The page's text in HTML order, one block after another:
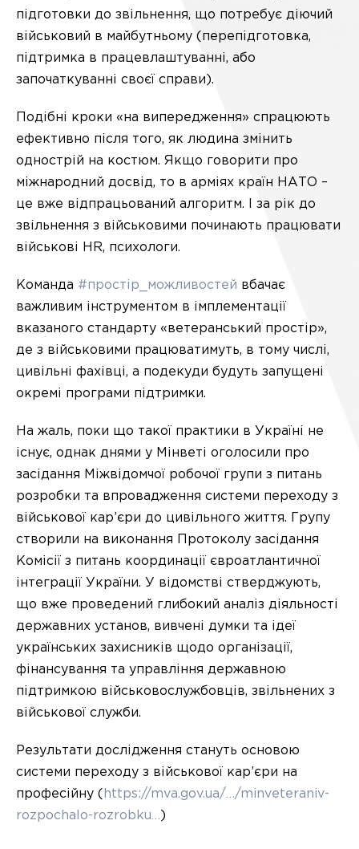
підготовки до звільнення, що потребує діючий
військовий в майбутньому (перепідготовка,
підтримка в працевлаштуванні, або
започаткуванні своєї справи).
Подібні кроки «на випередження» спрацюють
ефективно після того, як людина змінить
однострій на костюм. Якщо говорити про
міжнародний досвід, то в арміях країн НАТО –
це вже відпрацьований алгоритм. І за рік до
звільнення з військовими починають працювати
військові HR, психологи.
Команда #простір_можливостей вбачає
важливим інструментом в імплементації
вказаного стандарту «ветеранський простір»,
де з військовими працюватимуть, в тому числі,
цивільні фахівці, а подекуди будуть запущені
окремі програми підтримки.
На жаль, поки що такої практики в Україні не
існує, однак днями у Мінветі оголосили про
засідання Міжвідомчої робочої групи з питань
розробки та впровадження системи переходу з
військової кар’єри до цивільного життя. Групу
створили на виконання Протоколу засідання
Комісії з питань координації євроатлантичної
інтеграції України. У відомстві стверджують,
що вже проведений глибокий аналіз діяльності
державних установ, вивчені думки та ідеї
українських захисників щодо організації,
фінансування та управління державною
підтримкою військовослужбовців, звільнених з
військової служби.
Результати дослідження стануть основою
системи переходу з військової кар’єри на
професійну ( https://mva.gov.ua/…/minveteraniv-
rozpochalo-rozrobku… )